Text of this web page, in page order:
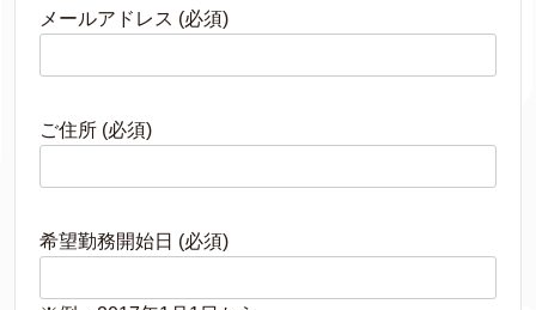
メールアドレス (必須)
ご住所 (必須)
希望勤務開始日 (必須)